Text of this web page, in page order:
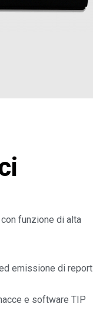
funzione di alta
emissione di report
e software TIP